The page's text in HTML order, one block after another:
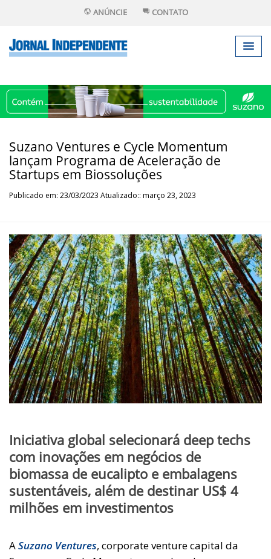
ANÚNCIE CONTATO
Suzano Ventures e Cycle Momentum
lançam Programa de Aceleração de
Startups em Biossoluções
Publicado em: 23/03/2023 Atualizado:: março 23, 2023
Iniciativa global selecionará deep techs
com inovações em negócios de
biomassa de eucalipto e embalagens
sustentáveis, além de destinar US$ 4
milhões em investimentos
ASuzano Ventures, corporate venture capital da